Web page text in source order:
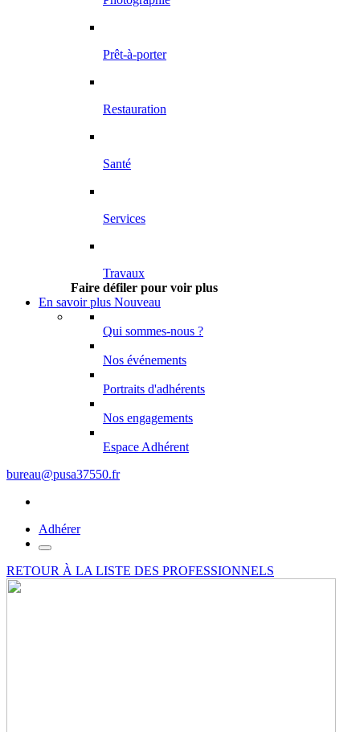
Prêt-à-porter
Restauration
Santé
Services
Travaux
Faire défiler pour voir plus
En savoir plus Nouveau
Qui sommes-nous ?
Nos événements
Portraits d'adhérents
Nos engagements
Espace Adhérent
bureau@pusa37550.fr
Adhérer
RETOUR À LA LISTE DES PROFESSIONNELS